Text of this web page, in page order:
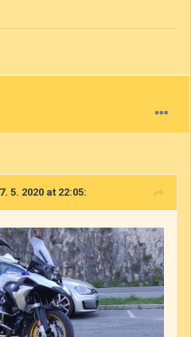
5. 2020 at 22:05: